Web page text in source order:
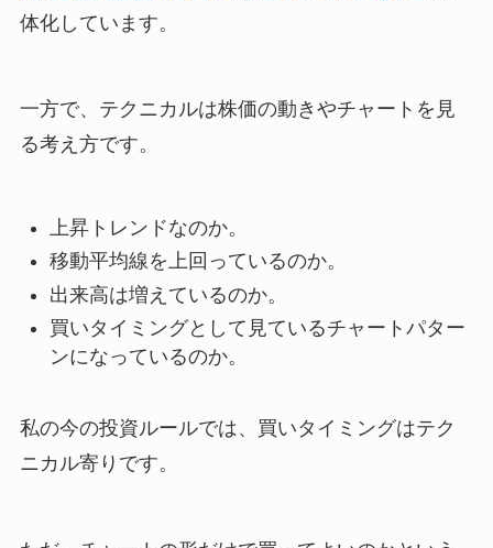
体化しています。
一方で、テクニカルは株価の動きやチャートを見
る考え方です。
上昇トレンドなのか。
移動平均線を上回っているのか。
出来高は増えているのか。
買いタイミングとして見ているチャートパター
ンになっているのか。
私の今の投資ルールでは、買いタイミングはテク
ニカル寄りです。